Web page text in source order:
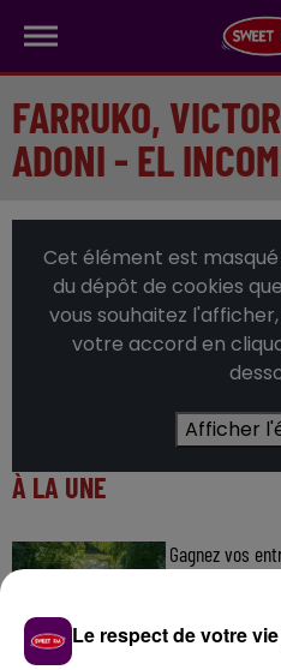
FARRUKO,
ADONI - EL
Cet élément est
du dépôt de cookies
vous souhaitez
votre accord en
Afficher
À LA UNE
Gagnez vos
Le respect de votre